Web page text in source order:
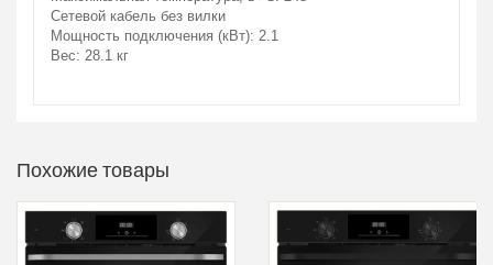
Сетевой кабель без вилки
Мощность подключения (кВт): 2.1
Вес: 28.1 кг
Похожие товары